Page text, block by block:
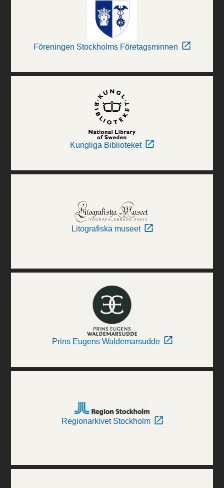
Föreningen Stockholms Företagsminnen
Kungliga Biblioteket
Litografiska museet
Prins Eugens Waldemarsudde
Regionarkivet Stockholm